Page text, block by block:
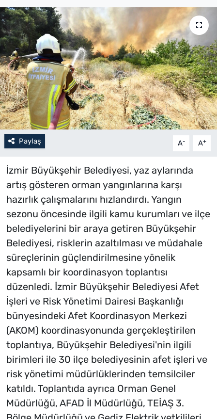
Paylaş A- A+
İzmir Büyükşehir Belediyesi, yaz aylarında
artış gösteren orman yangınlarına karşı
hazırlık çalışmalarını hızlandırdı. Yangın
sezonu öncesinde ilgili kamu kurumları ve ilçe
belediyelerini bir araya getiren Büyükşehir
Belediyesi, risklerin azaltılması ve müdahale
süreçlerinin güçlendirilmesine yönelik
kapsamlı bir koordinasyon toplantısı
düzenledi. İzmir Büyükşehir Belediyesi Afet
İşleri ve Risk Yönetimi Dairesi Başkanlığı
bünyesindeki Afet Koordinasyon Merkezi
(AKOM) koordinasyonunda gerçekleştirilen
toplantıya, Büyükşehir Belediyesi'nin ilgili
birimleri ile 30 ilçe belediyesinin afet işleri ve
risk yönetimi müdürlüklerinden temsilciler
katıldı. Toplantıda ayrıca Orman Genel
Müdürlüğü, AFAD İl Müdürlüğü, TEİAŞ 3.